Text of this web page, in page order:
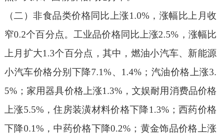
（二）非食品类价格同比上涨1.0%，涨幅比上月收
窄0.2个百分点。工业品价格同比上涨2.5%，涨幅比
上月扩大1.3个百分点，其中，燃油小汽车、新能源
小汽车价格分别下降7.1%、1.4%；汽油价格上涨3.
5%；家用器具价格上涨1.3%，文娱耐用消费品价格
上涨5.5%，住房装潢材料价格下降1.3%；西药价格
下降0.1%，中药价格下降0.2%；黄金饰品价格上涨